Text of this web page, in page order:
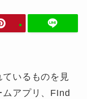
いるものを見
アプリ、FInd